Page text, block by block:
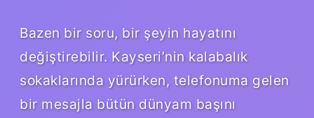
Bazen bir soru, bir şeyin hayatını
değiştirebilir. Kayseri’nin kalabalık
sokaklarında yürürken, telefonuma gelen
bir mesajla bütün dünyam başını